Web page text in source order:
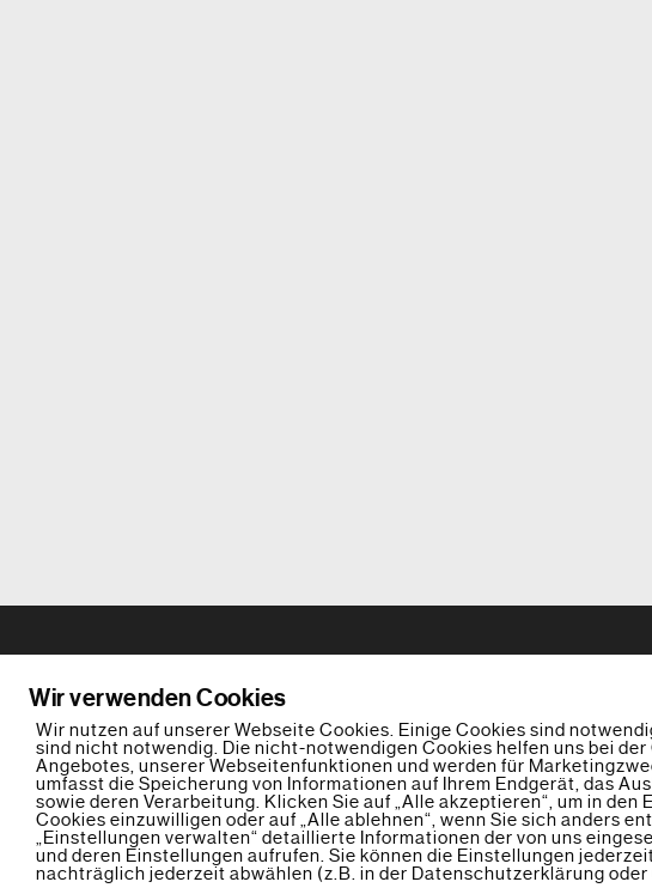
©
Powered by
Wir verwenden Cookies
Wir nutzen auf unserer Webseite Cookies. Einige Cookies sind
sind nicht notwendig. Die nicht-notwendigen Cookies helfen uns bei
Angebotes, unserer Webseitenfunktionen und werden für
umfasst die Speicherung von Informationen auf Ihrem Endgerät, das
sowie deren Verarbeitung. Klicken Sie auf „Alle akzeptieren“, um in
Cookies einzuwilligen oder auf „Alle ablehnen“, wenn Sie sich anders
„Einstellungen verwalten“ detaillierte Informationen der von uns
und deren Einstellungen aufrufen. Sie können die Einstellungen
nachträglich jederzeit abwählen (z.B. in der Datenschutzerklärung